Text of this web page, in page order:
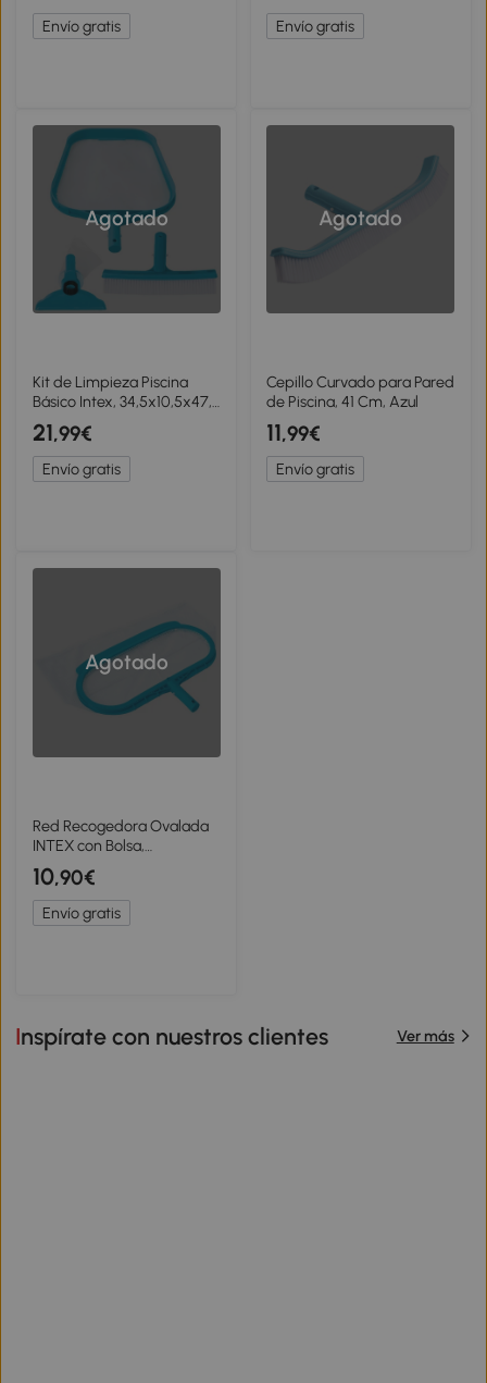
Envío gratis Envío gratis
Agotado
Kit de Limpieza Piscina
Básico Intex, 34,5x10,5x47,5
Cm, Azul
21,99€
Envío gratis
Agotado
Cepillo Curvado para Pared
de Piscina, 41 Cm, Azul
11,99€
Envío gratis
Agotado
Red Recogedora Ovalada
INTEX con Bolsa,
Compatible con Mango
29,8 Mm, Azul
10,90€
Envío gratis
Inspírate con nuestros clientes Ver más